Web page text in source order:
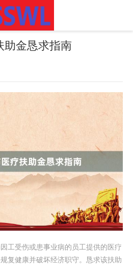
助金恳求指南
工受伤或患事业病的员工提供的医疗
复健康并破坏经济职守。恳求该扶助